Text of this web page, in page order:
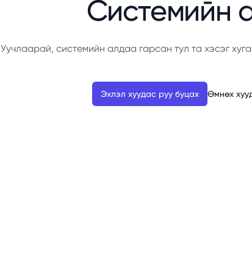
Системийн
Уучлаарай, системийн алдаа гарсан тул та хэсэг
Эхлэл хуудас руу буцах Өмнөх